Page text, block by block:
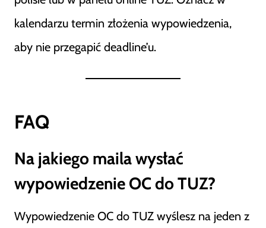
kalendarzu termin złożenia wypowiedzenia,
aby nie przegapić deadline’u.
FAQ
Na jakiego maila wysłać
wypowiedzenie OC do TUZ?
Wypowiedzenie OC do TUZ wyślesz na jeden z